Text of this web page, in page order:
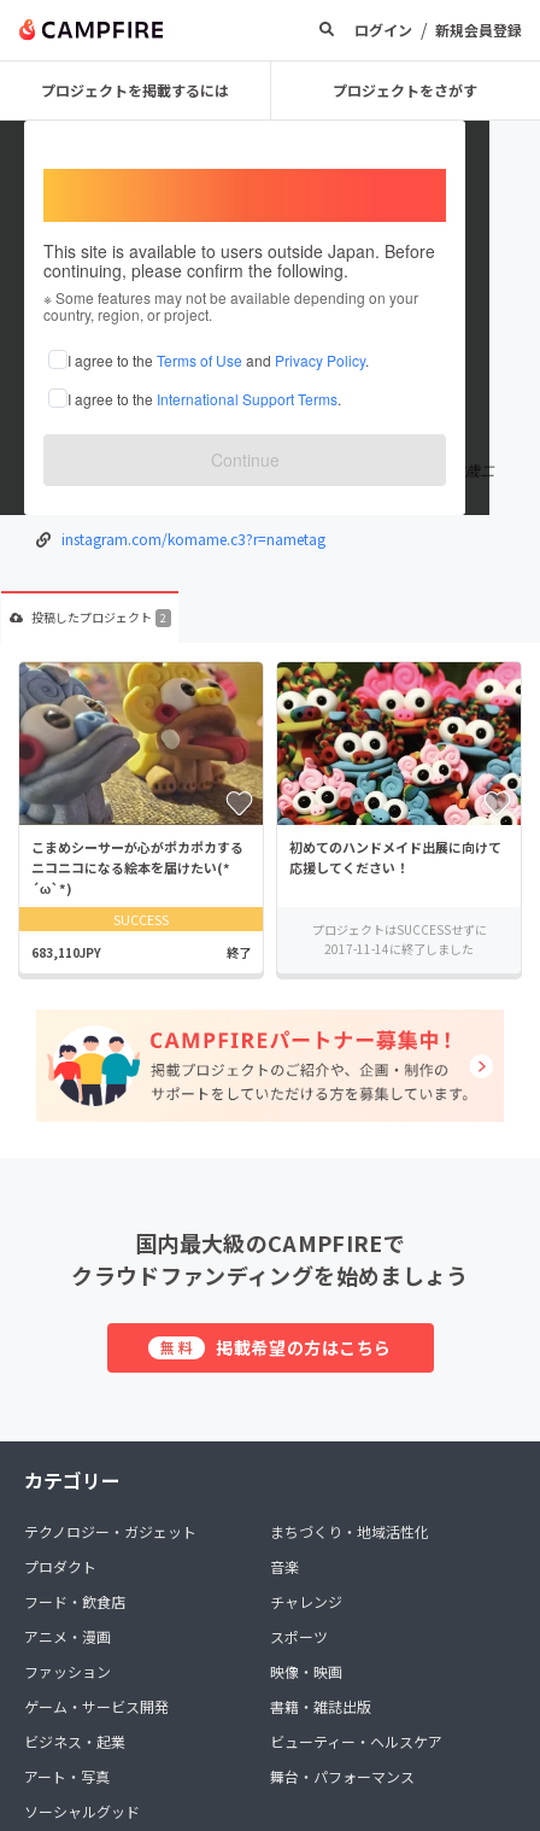
ログイン / 新規会員登録
プロジェクトを掲載するには プロジェクトをさがす
This site is available to users outside Japan. Before
continuing, please confirm the following.
※ Some features may not be available depending on your
country, region, or project.
I agree to the Terms of Use and Privacy Policy.
I agree to the International Support Terms.
Continue
Ikue Mori
これまでに2回支援して2件のプロジェクトを投稿しています
在住国：日本 現在地：兵庫県
出身国：日本 出身地：兵庫県
屋号こまめシーサー 粘土でカラフルなシーサーを制作している 38歳二
児の母です！ 夢を叶える為に 2021年もチャレンジします！
instagram.com/komame.c3?r=nametag
投稿したプロジェクト 2
こまめシーサーが心がポカポカする
ニコニコになる絵本を届けたい(*
´ω`*)
SUCCESS
683,110JPY 終了
初めてのハンドメイド出展に向けて
応援してください！
プロジェクトはSUCCESSせずに
2017-11-14に終了しました
国内最大級のCAMPFIREで
クラウドファンディングを始めましょう
無料 掲載希望の方はこちら
カテゴリー
テクノロジー・ガジェット
プロダクト
フード・飲食店
アニメ・漫画
ファッション
ゲーム・サービス開発
ビジネス・起業
アート・写真
ソーシャルグッド
まちづくり・地域活性化
音楽
チャレンジ
スポーツ
映像・映画
書籍・雑誌出版
ビューティー・ヘルスケア
舞台・パフォーマンス